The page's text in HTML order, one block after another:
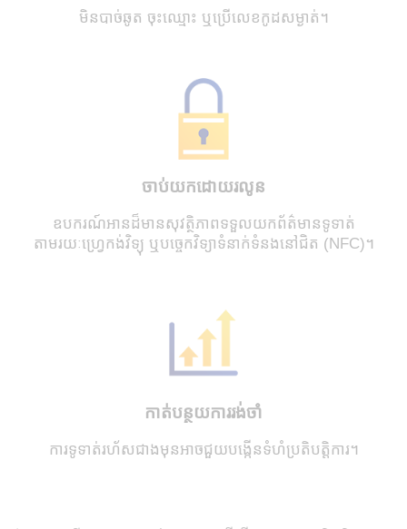
មិនបាច់ឆូត ចុះឈ្មោះ ឬប្រើលេខកូដសម្ងាត់។
ចាប់យកដោយរលូន
ឧបករណ៍អានដ៏មានសុវត្ថិភាពទទួលយកព័ត៌មានទូទាត់
តាមរយៈហ្វ្រេកង់វិទ្យុ ឬបច្ចេកវិទ្យាទំនាក់ទំនងនៅជិត (NFC)។
កាត់បន្ថយការរង់ចាំ
ការទូទាត់រហ័សជាងមុនអាចជួយបង្កើនទំហំប្រតិបត្តិការ។